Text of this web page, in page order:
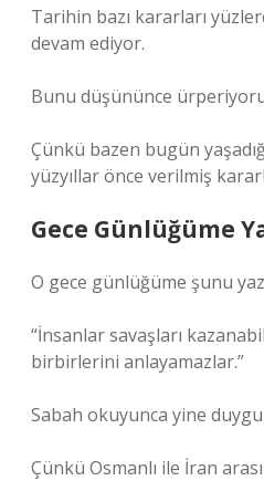
Tarihin bazı kararları
devam ediyor.
Bunu düşününce
Çünkü bazen bugün
yüzyıllar önce verilmiş
Gece Günlüğüme
O gece günlüğüme şunu
“İnsanlar savaşları
birbirlerini anlayamazlar.”
Sabah okuyunca yine
Çünkü Osmanlı ile İran